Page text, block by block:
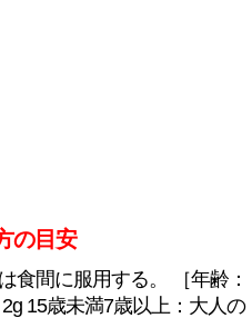
の目安
食間に服用する。 ［年齢：
15歳未満7歳以上：大人の